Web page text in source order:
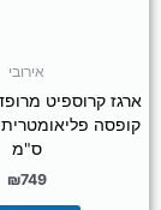
אירובי
ס"מ
₪749